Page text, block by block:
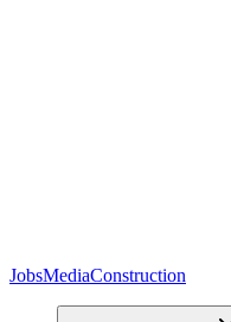
JobsMediaConstruction